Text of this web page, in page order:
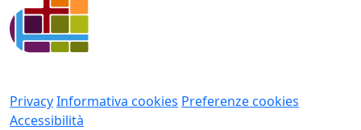
PrivacyInformativa cookies Preferenze cookies
Accessibilità